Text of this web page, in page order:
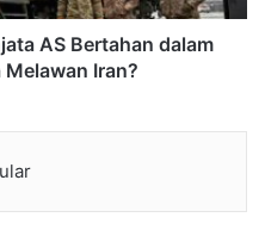
AS Bertahan dalam
Iran?